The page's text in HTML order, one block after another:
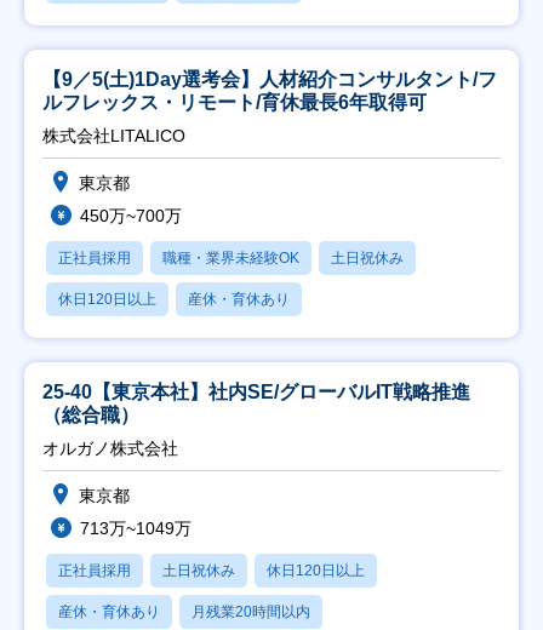
【9／5(土)1Day選考会】人材紹介コンサルタント/フ
ルフレックス・リモート/育休最長6年取得可
株式会社LITALICO
東京都
450万~700万
正社員採用 職種・業界未経験OK 土日祝休み
休日120日以上 産休・育休あり
25-40【東京本社】社内SE/グローバルIT戦略推進
（総合職）
オルガノ株式会社
東京都
713万~1049万
正社員採用 土日祝休み 休日120日以上
産休・育休あり 月残業20時間以内